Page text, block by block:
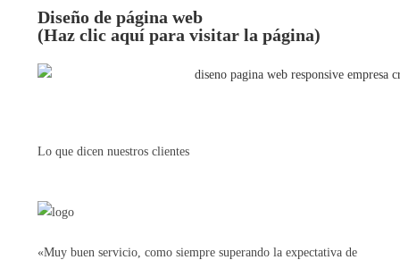
Diseño de página web
(Haz clic aquí para visitar la página)
Lo que dicen nuestros clientes
«Muy buen servicio, como siempre superando la expectativa de